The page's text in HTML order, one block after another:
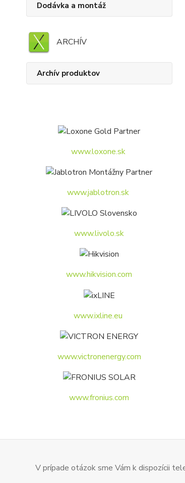
Dodávka a montáž
ARCHÍV
Archív produktov
www.loxone.sk
www.jablotron.sk
www.livolo.sk
www.hikvision.com
www.ixline.eu
www.victronenergy.com
www.fronius.com
V prípade otázok sme Vám k dispozícii